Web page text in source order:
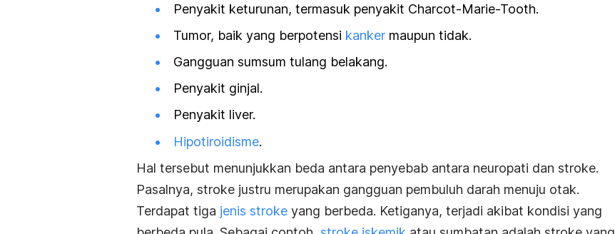
Penyakit keturunan, termasuk penyakit Charcot-Marie-Tooth.
Tumor, baik yang berpotensi kanker maupun tidak.
Gangguan sumsum tulang belakang.
Penyakit ginjal.
Penyakit liver.
Hipotiroidisme.
Hal tersebut menunjukkan beda antara penyebab antara neuropati dan stroke.
Pasalnya, stroke justru merupakan gangguan pembuluh darah menuju otak.
Terdapat tiga jenis stroke yang berbeda. Ketiganya, terjadi akibat kondisi yang